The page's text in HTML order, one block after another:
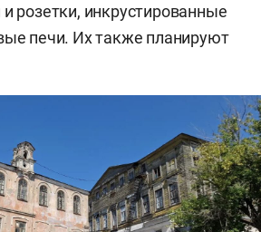
розетки, инкрустированные
печи. Их также планируют